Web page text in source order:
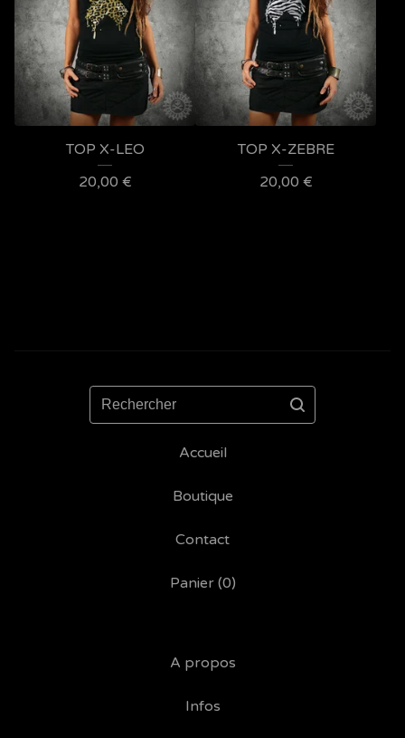
TOP X-LEO
20,00 €
TOP X-ZEBRE
20,00 €
Rechercher
Accueil
Boutique
Contact
Panier (0)
A propos
Infos